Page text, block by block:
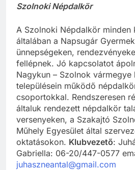
Szolnoki Népdalkör
A Szolnoki Népdalkör minden
általában a Napsugár
ünnepségeken,
fellépnek. Jó kapcsolatot
Nagykun – Szolnok vármegye
településein működő
csoportokkal. Rendszeresen
általuk rendezett népdalkör
versenyeken, a Szakajtó
Műhely Egyesület által
oktatásokon. Klubvezető:
Gabriella: 06-20/447-0577
juhaszneantal@gmail.com